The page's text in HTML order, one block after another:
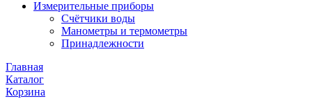
Измерительные приборы
Счётчики воды
Манометры и термометры
Принадлежности
Главная
Каталог
Корзина